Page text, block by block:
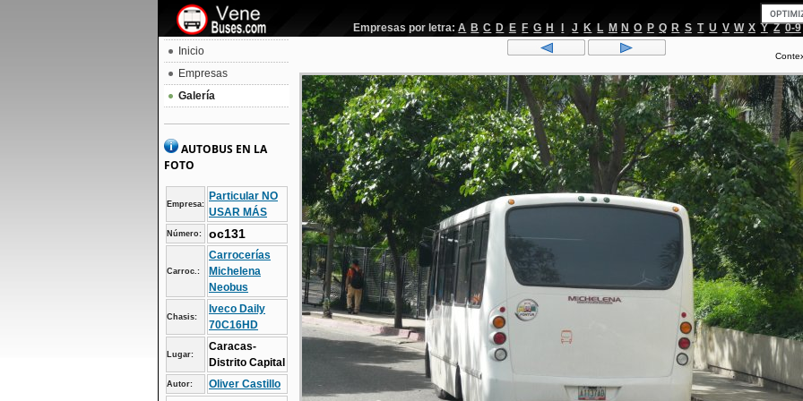
Empresas por letra: A B C D E F G H J K L M N O P Q R S T U V W X Y Z 0-9
Inicio
Empresas
Galería
AUTOBUS EN LA
FOTO
Empresa:
Particular NO
USAR MÁS
Número: oc131
Carroc.:
Carrocerías
Michelena
Neobus
Chasis:
Iveco Daily
70C16HD
Lugar:
Caracas-
Distrito Capital
Autor:
Oliver Castillo